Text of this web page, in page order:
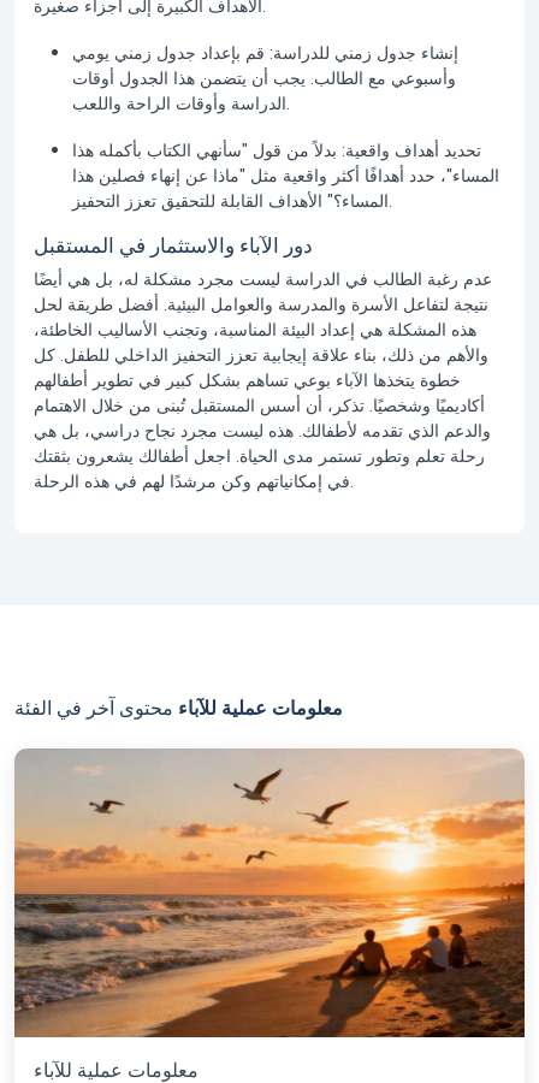
إنشاء جدول زمني للدراسة: قم بإعداد جدول زمني يومي
وأسبوعي مع الطالب. يجب أن يتضمن هذا الجدول أوقات
تحديد أهداف واقعية: بدلاً من قول "سأنهي الكتاب بأكمله هذا
المساء"، حدد أهدافًا أكثر واقعية مثل "ماذا عن إنهاء فصلين هذا
دور الآباء والاستثمار في المستقبل
عدم رغبة الطالب في الدراسة ليست مجرد مشكلة له، بل هي أيضًا
نتيجة لتفاعل الأسرة والمدرسة والعوامل البيئية. أفضل طريقة لحل
هذه المشكلة هي إعداد البيئة المناسبة، وتجنب الأساليب الخاطئة،
والأهم من ذلك، بناء علاقة إيجابية تعزز التحفيز الداخلي للطفل. كل
خطوة يتخذها الآباء بوعي تساهم بشكل كبير في تطوير أطفالهم
أكاديميًا وشخصيًا. تذكر، أن أسس المستقبل تُبنى من خلال الاهتمام
والدعم الذي تقدمه لأطفالك. هذه ليست مجرد نجاح دراسي، بل هي
رحلة تعلم وتطور تستمر مدى الحياة. اجعل أطفالك يشعرون بثقتك
معلومات عملية للآباء محتوى آخر في الفئة
معلومات عملية للآباء